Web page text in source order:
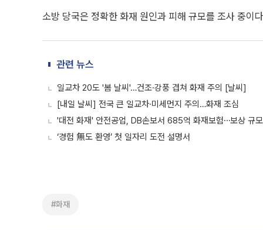
소방 당국은 정확한 화재 원인과 피해 규모를 조사 중이
관련 뉴스
일교차 20도 '봄 날씨'…건조·강풍 겹쳐 화재 주의 [날씨]
[내일 날씨] 전국 큰 일교차·미세먼지 주의…화재 조심
'대전 화재' 안전공업, DB손보서 685억 화재보험⋯보상 규
‘경험 無도 환영’ 첫 일자리 도전 설명서
#화재